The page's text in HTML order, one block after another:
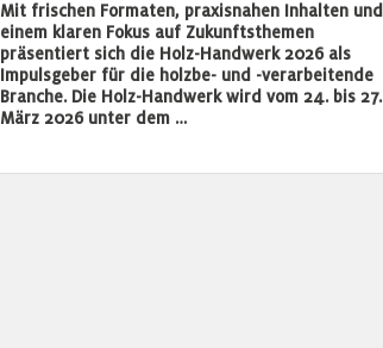
Mit frischen Formaten, praxisnahen Inhalten und
einem klaren Fokus auf Zukunftsthemen
präsentiert sich die Holz-Handwerk 2026 als
Impulsgeber für die holzbe- und -verarbeitende
Branche. Die Holz-Handwerk wird vom 24. bis 27.
März 2026 unter dem …